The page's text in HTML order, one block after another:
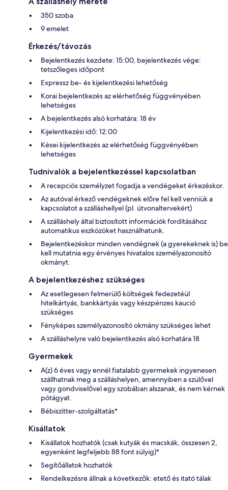
350 szoba
9 emelet
Érkezés/távozás
Bejelentkezés kezdete: 15:00, bejelentkezés vége:
tetszőleges időpont
Expressz be- és kijelentkezési lehetőség
Korai bejelentkezés az elérhetőség függvényében
lehetséges
A bejelentkezés alsó korhatára: 18 év
Kijelentkezési idő: 12:00
Kései kijelentkezés az elérhetőség függvényében
lehetséges
Tudnivalók a bejelentkezéssel kapcsolatban
A recepciós személyzet fogadja a vendégeket érkezéskor.
Az autóval érkező vendégeknek előre fel kell venniük a
kapcsolatot a szálláshellyel (pl. útvonaltervekért)
A szálláshely által biztosított információk fordításához
automatikus eszközöket használhatunk.
Bejelentkezéskor minden vendégnek (a gyerekeknek is) be
kell mutatnia egy érvényes hivatalos személyazonosító
okmányt.
A bejelentkezéshez szükséges
Az esetlegesen felmerülő költségek fedezetéül
hitelkártyás, bankkártyás vagy készpénzes kaució
szükséges
Fényképes személyazonosító okmány szükséges lehet
A szálláshelyre való bejelentkezés alsó korhatára 18
Gyermekek
A(z) 6 éves vagy ennél fiatalabb gyermekek ingyenesen
szállhatnak meg a szálláshelyen, amennyiben a szülővel
vagy gondviselővel egy szobában alszanak, és nem kérnek
pótágyat.
Bébiszitter-szolgáltatás*
Kisállatok
Kisállatok hozhatók (csak kutyák és macskák, összesen 2,
egyenként legfeljebb 88 font súlyig)*
Segítőállatok hozhatók
Rendelkezésre állnak a következők: etető és itató tálak